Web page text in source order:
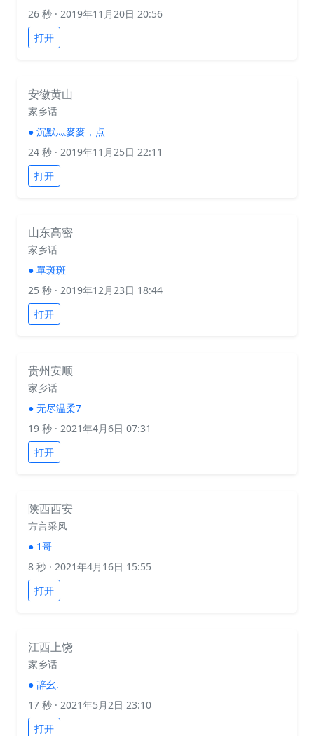
26 秒 · 2019年11月20日 20:56
打开
安徽黄山
家乡话
● 沉默灬麥麥，点
24 秒 · 2019年11月25日 22:11
打开
山东高密
家乡话
● 單斑斑
25 秒 · 2019年12月23日 18:44
打开
贵州安顺
家乡话
● 无尽温柔7
19 秒 · 2021年4月6日 07:31
打开
陕西西安
方言采风
● 1哥
8 秒 · 2021年4月16日 15:55
打开
江西上饶
家乡话
● 辞幺.
17 秒 · 2021年5月2日 23:10
打开